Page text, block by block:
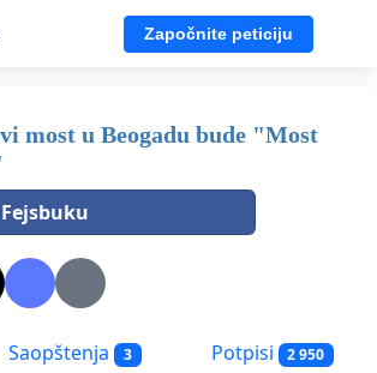
Započnite peticiju
most u Beogadu bude "Most
Saopštenja 3 Potpisi 2 950